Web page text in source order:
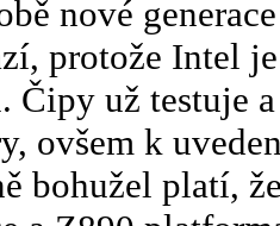
nové
protože Intel
už testuje a
ovšem k
bohužel platí,